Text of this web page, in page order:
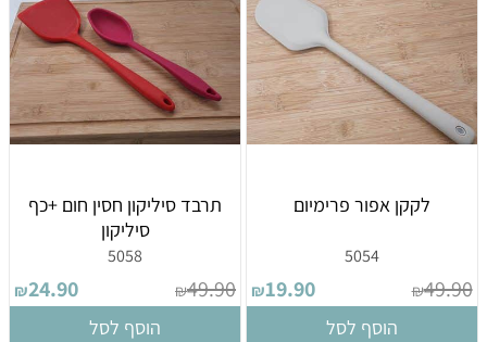
לקקן אפור פרימיום
5054
₪49.90
₪19.90
הוסף לסל
תרבד סיליקון חסין חום +כף
סיליקון
5058
₪49.90
₪24.90
הוסף לסל